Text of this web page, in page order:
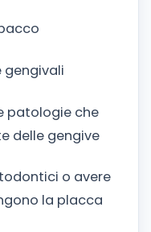
gengivali
patologie che
delle gengive
o avere
la placca